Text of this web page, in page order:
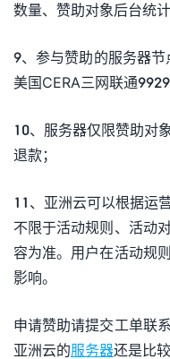
数量、赞助对象后台统计
9、参与赞助的服务器节
美国CERA三网联通
10、服务器仅限赞助对
退款；
11、亚洲云可以根据运
不限于活动规则、活动
容为准。用户在活动规
影响。
申请赞助请提交工单联
亚洲云的服务器还是比